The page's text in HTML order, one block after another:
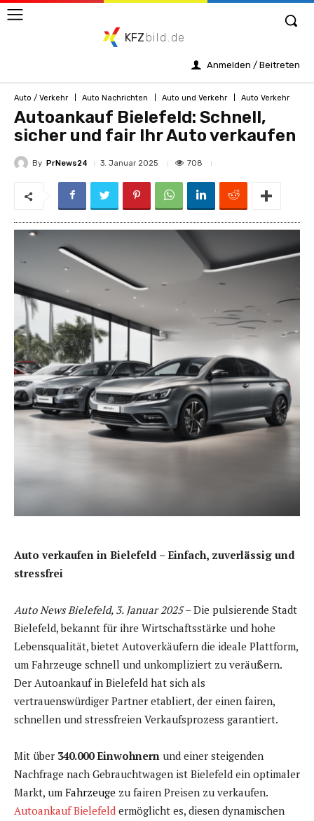
KFZ bild.de
Anmelden / Beitreten
Auto / Verkehr Auto Nachrichten Auto und Verkehr Auto Verkehr
Autoankauf Bielefeld: Schnell,
sicher und fair Ihr Auto verkaufen
By PrNews24 3. Januar 2025 708
Auto verkaufen in Bielefeld – Einfach, zuverlässig und
stressfrei
Auto News Bielefeld, 3. Januar 2025– Die pulsierende Stadt
Bielefeld, bekannt für ihre Wirtschaftsstärke und hohe
Lebensqualität, bietet Autoverkäufern die ideale Plattform,
um Fahrzeuge schnell und unkompliziert zu veräußern.
Der Autoankauf in Bielefeld hat sich als
vertrauenswürdiger Partner etabliert, der einen fairen,
schnellen und stressfreien Verkaufsprozess garantiert.
Mit über 340.000 Einwohnern und einer steigenden
Nachfrage nach Gebrauchtwagen ist Bielefeld ein optimaler
Markt, um Fahrzeuge zu fairen Preisen zu verkaufen.
Autoankauf Bielefeld ermöglicht es, diesen dynamischen